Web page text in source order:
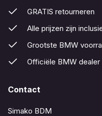
GRATIS retourneren
Alle prijzen zijn
Grootste BMW
Officiële BMW dealer
Contact
Simako BDM